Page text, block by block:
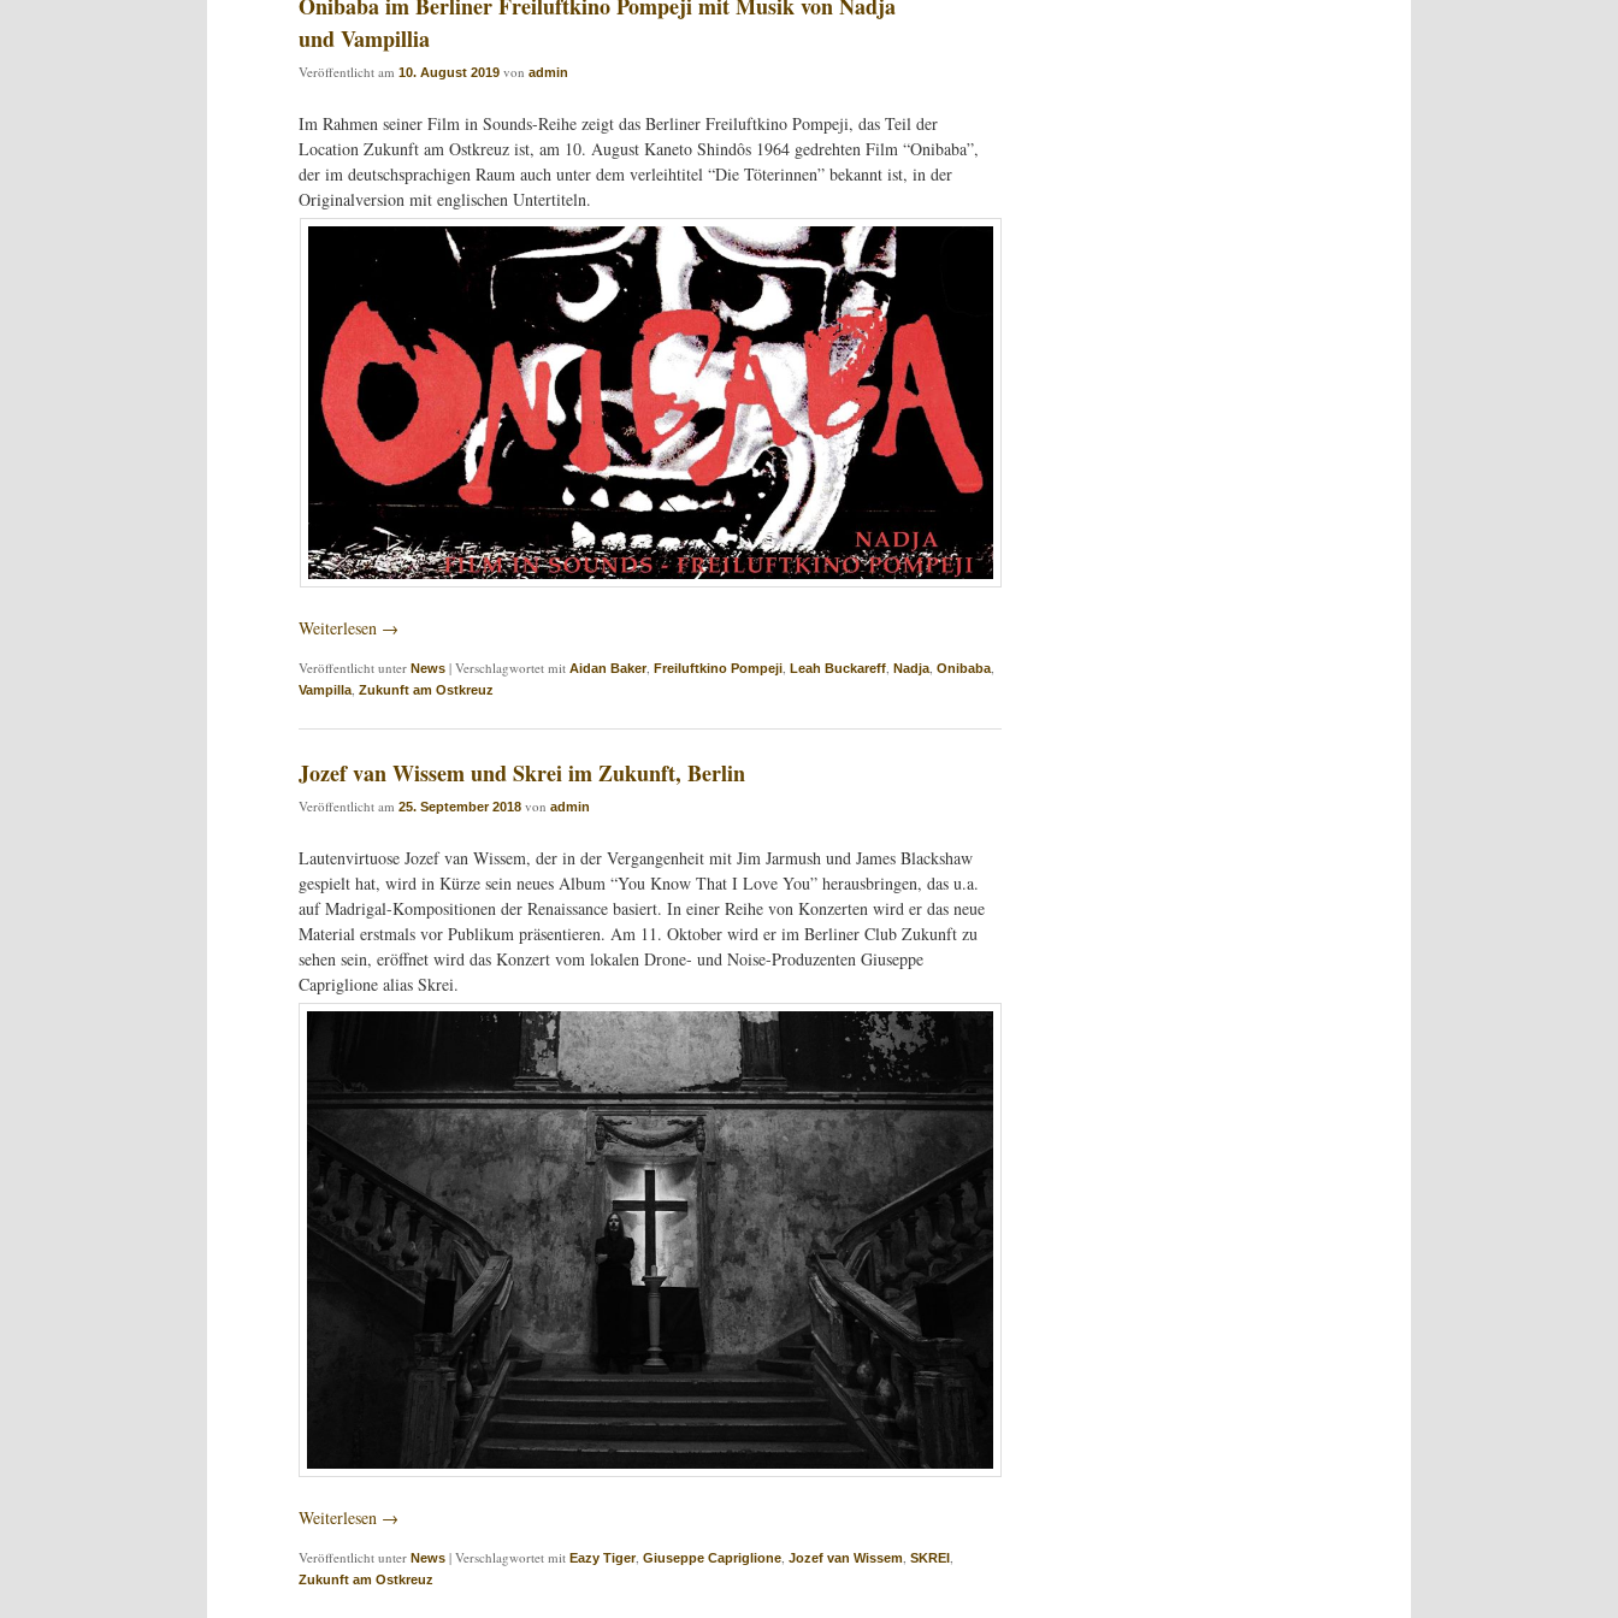
und Vampillia
Veröffentlicht am 10. August 2019 von admin
Im Rahmen seiner Film in Sounds-Reihe zeigt das Berliner Freiluftkino Pompeji, das Teil der
Location Zukunft am Ostkreuz ist, am 10. August Kaneto Shindôs 1964 gedrehten Film “Onibaba”,
der im deutschsprachigen Raum auch unter dem verleihtitel “Die Töterinnen” bekannt ist, in der
Originalversion mit englischen Untertiteln.
Weiterlesen →
Veröffentlicht unter News | Verschlagwortet mit Aidan Baker, Freiluftkino Pompeji, Leah Buckareff, Nadja, Onibaba,
Vampilla, Zukunft am Ostkreuz
Jozef van Wissem und Skrei im Zukunft, Berlin
Veröffentlicht am 25. September 2018 von admin
Lautenvirtuose Jozef van Wissem, der in der Vergangenheit mit Jim Jarmush und James Blackshaw
gespielt hat, wird in Kürze sein neues Album “You Know That I Love You” herausbringen, das u.a.
auf Madrigal-Kompositionen der Renaissance basiert. In einer Reihe von Konzerten wird er das neue
Material erstmals vor Publikum präsentieren. Am 11. Oktober wird er im Berliner Club Zukunft zu
sehen sein, eröffnet wird das Konzert vom lokalen Drone- und Noise-Produzenten Giuseppe
Capriglione alias Skrei.
Weiterlesen →
Veröffentlicht unter News | Verschlagwortet mit Eazy Tiger, Giuseppe Capriglione Jozef van Wissem SKREI
Zukunft am Ostkreuz